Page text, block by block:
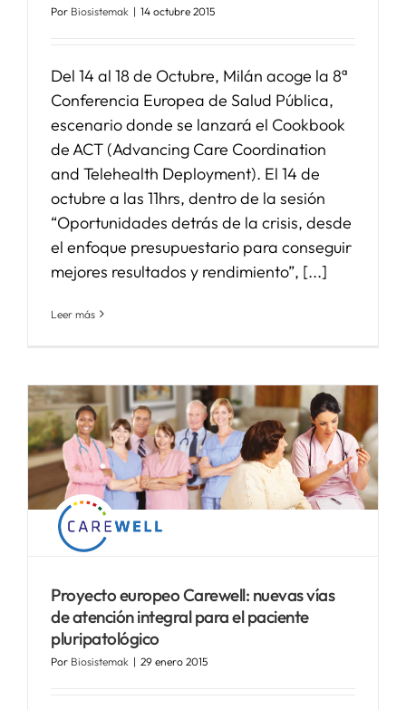
Por Biosistemak | 14 octubre 2015
Del 14 al 18 de Octubre, Milán acoge la 8ª
Conferencia Europea de Salud Pública,
escenario donde se lanzará el Cookbook
de ACT (Advancing Care Coordination
and Telehealth Deployment). El 14 de
octubre a las 11hrs, dentro de la sesión
“Oportunidades detrás de la crisis, desde
el enfoque presupuestario para conseguir
mejores resultados y rendimiento”, [...]
Leer más
Proyecto europeo Carewell: nuevas vías
de atención integral para el paciente
pluripatológico
Por Biosistemak | 29 enero 2015